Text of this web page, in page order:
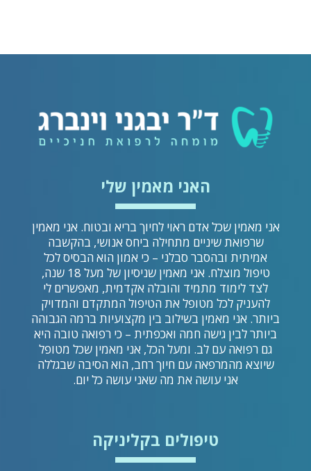
האני מאמין שלי
אני מאמין שכל אדם ראוי לחיוך בריא ובטוח. אני מאמין
שרפואת שיניים מתחילה ביחס אנושי, בהקשבה
אמיתית ובהסבר סבלני – כי אמון הוא הבסיס לכל
טיפול מוצלח. אני מאמין שניסיון של מעל 18 שנה,
לצד לימוד מתמיד והובלה אקדמית, מאפשרים לי
להעניק לכל מטופל את הטיפול המתקדם והמדויק
ביותר. אני מאמין בשילוב בין מקצועיות ברמה הגבוהה
ביותר לבין גישה חמה ואכפתית – כי רפואה טובה היא
גם רפואה עם לב. ומעל הכל, אני מאמין שכל מטופל
שיוצא מהמרפאה עם חיוך רחב, הוא הסיבה שבגללה
אני עושה את מה שאני עושה כל יום.
טיפולים בקליניקה